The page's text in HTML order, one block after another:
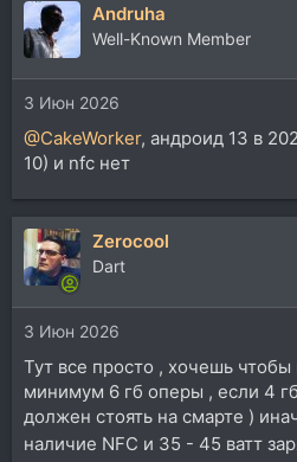
Andruha
Well-Known Member
3 Июн 2026
@CakeWorker, андроид 13 в
10) и nfc нет
Zerocool
Dart
3 Июн 2026
Тут все просто , хочешь
минимум 6 гб оперы , если 4
должен стоять на смарте )
наличие NFC и 35 - 45 ватт